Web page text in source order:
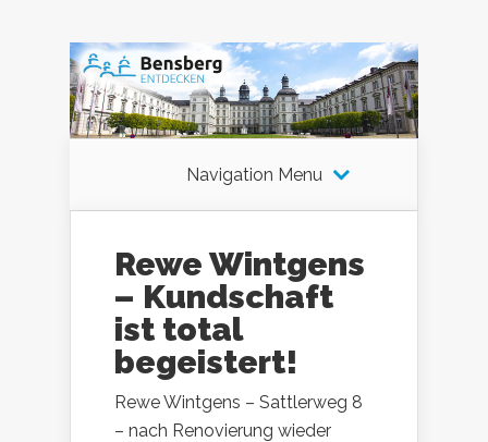
Navigation Menu
Rewe Wintgens
– Kundschaft
ist total
begeistert!
Rewe Wintgens – Sattlerweg 8
– nach Renovierung wieder